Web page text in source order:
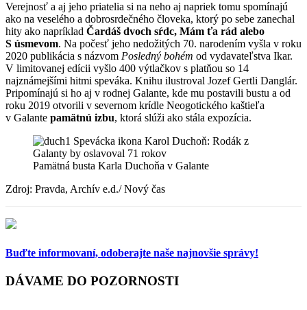
Verejnosť a aj jeho priatelia si na neho aj napriek tomu spomínajú
ako na veselého a dobrosrdečného človeka, ktorý po sebe zanechal
hity ako napríklad Čardáš dvoch sŕdc, Mám ťa rád alebo
S úsmevom. Na počesť jeho nedožitých 70. narodením vyšla v roku
2020 publikácia s názvom Posledný bohém od vydavateľstva Ikar.
V limitovanej edícii vyšlo 400 výtlačkov s platňou so 14
najznámejšími hitmi speváka. Knihu ilustroval Jozef Gertli Danglár.
Pripomínajú si ho aj v rodnej Galante, kde mu postavili bustu a od
roku 2019 otvorili v severnom krídle Neogotického kaštieľa
v Galante pamätnú izbu, ktorá slúži ako stála expozícia.
Pamätná busta Karla Duchoňa v Galante
Zdroj: Pravda, Archív e.d./ Nový čas
Buďte informovaní, odoberajte naše najnovšie správy!
DÁVAME DO POZORNOSTI